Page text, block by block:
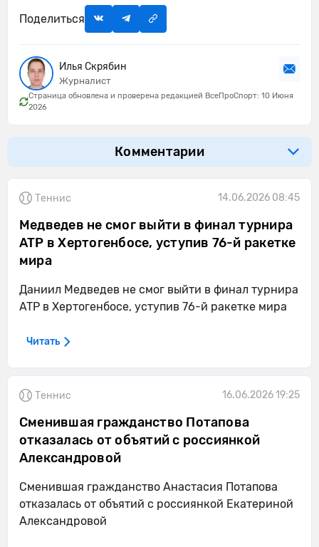
Поделиться
Илья Скрябин
Журналист
Страница обновлена и проверена редакцией ВсеПроСпорт: 10 Июня
2026
Комментарии
Теннис 14.06.2026 08:45
Медведев не смог выйти в финал турнира
ATP в Хертогенбосе, уступив 76-й ракетке
мира
Даниил Медведев не смог выйти в финал турнира
ATP в Хертогенбосе, уступив 76-й ракетке мира
Читать
Теннис 16.06.2026 19:25
Сменившая гражданство Потапова
отказалась от объятий с россиянкой
Александровой
Сменившая гражданство Анастасия Потапова
отказалась от объятий с россиянкой Екатериной
Александровой